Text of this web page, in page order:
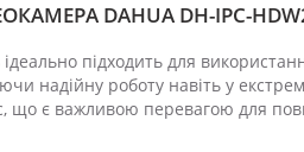
DAHUA DH-IPC-
підходить для
надійну роботу навіть у
що є важливою перевагою для